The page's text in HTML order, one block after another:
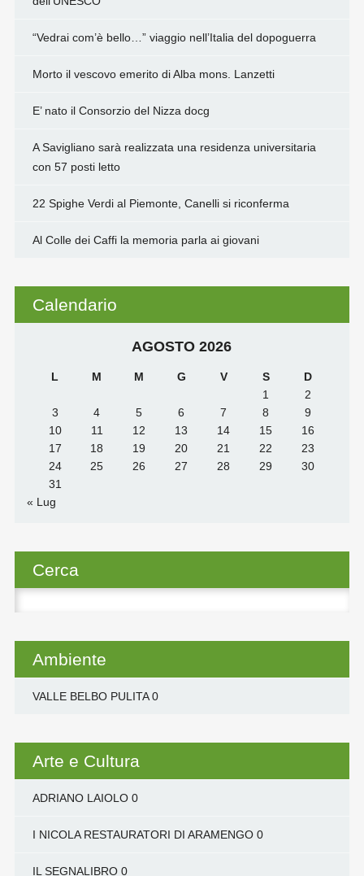
“Vedrai com’è bello…” viaggio nell’Italia del dopoguerra
Morto il vescovo emerito di Alba mons. Lanzetti
E’ nato il Consorzio del Nizza docg
A Savigliano sarà realizzata una residenza universitaria
con 57 posti letto
22 Spighe Verdi al Piemonte, Canelli si riconferma
Al Colle dei Caffi la memoria parla ai giovani
Calendario
AGOSTO 2026
L M M G V S
D
1
2
3
4 5 6 7 8
9
10
11 12 13 14 15
16
17
18 19 20 21 22
23
24
25 26 27 28 29
30
31
« Lug
Cerca
per:
Ambiente
VALLE BELBO PULITA0
Arte e Cultura
ADRIANO LAIOLO0
I NICOLA RESTAURATORI DI ARAMENGO0
IL SEGNALIBRO0